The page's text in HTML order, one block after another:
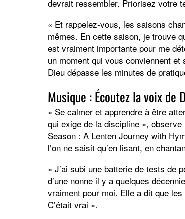
devrait ressembler. Priorisez votre
« Et rappelez-vous, les saisons
mêmes. En cette saison, je trouve
est vraiment importante pour me
un moment qui vous conviennent
Dieu dépasse les minutes de
Musique : Écoutez la voix de
« Se calmer et apprendre à être
qui exige de la discipline »,
Season : A Lenten Journey with
l’on ne saisit qu’en lisant, en
« J’ai subi une batterie de tests de
d’une nonne il y a quelques
vraiment pour moi. Elle a dit que
C’était vrai ».